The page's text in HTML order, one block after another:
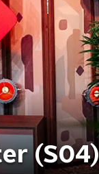
(S04)